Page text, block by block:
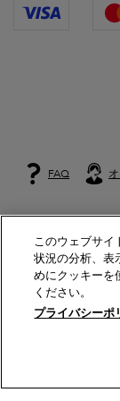
FAQ
特
このウェブサイ
状況の分析、表
めにクッキーを
ください。
プライバシーポ